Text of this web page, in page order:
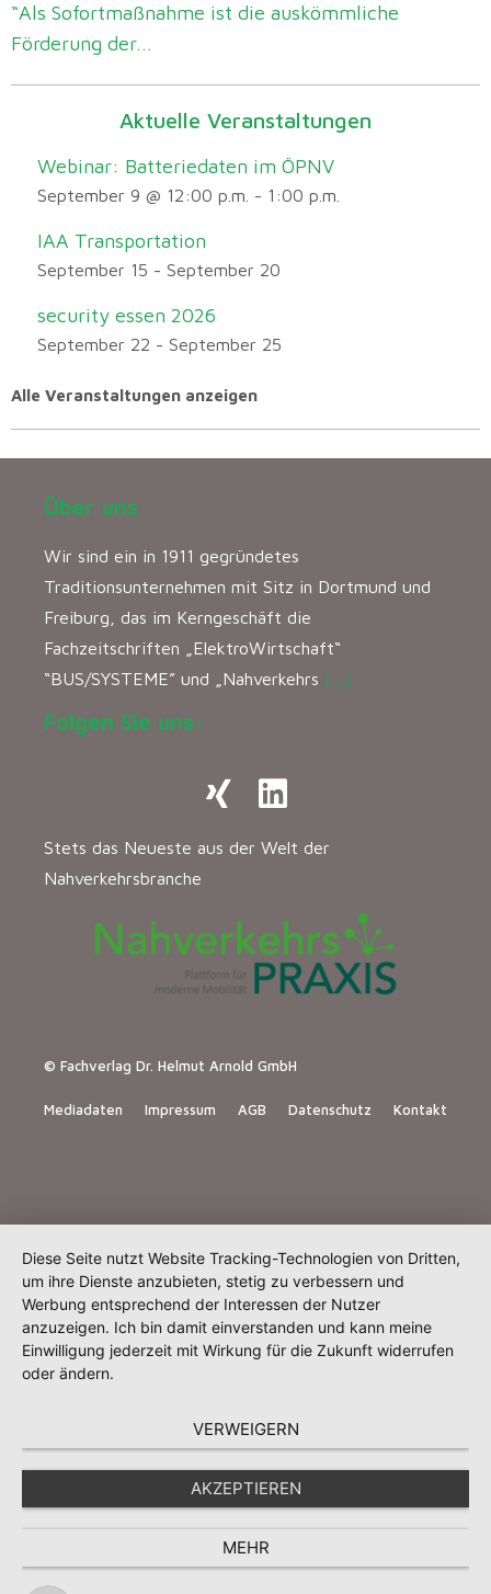
“Als Sofortmaßnahme ist die auskömmliche
Förderung der...
Aktuelle Veranstaltungen
Webinar: Batteriedaten im ÖPNV
September 9 @ 12:00 p.m. - 1:00 p.m.
IAA Transportation
September 15 - September 20
security essen 2026
September 22 - September 25
Alle Veranstaltungen anzeigen
Über uns
Wir sind ein in 1911 gegründetes
Traditionsunternehmen mit Sitz in Dortmund und
Freiburg, das im Kerngeschäft die
Fachzeitschriften „ElektroWirtschaft“
“BUS/SYSTEME” und „Nahverkehrs […]
Folgen Sie uns:
Stets das Neueste aus der Welt der
Nahverkehrsbranche
© Fachverlag Dr. Helmut Arnold GmbH
Mediadaten Impressum AGB Datenschutz Kontakt
Diese Seite nutzt Website Tracking-Technologien von Dritten,
um ihre Dienste anzubieten, stetig zu verbessern und
Werbung entsprechend der Interessen der Nutzer
anzuzeigen. Ich bin damit einverstanden und kann meine
Einwilligung jederzeit mit Wirkung für die Zukunft widerrufen
oder ändern.
VERWEIGERN
AKZEPTIEREN
MEHR